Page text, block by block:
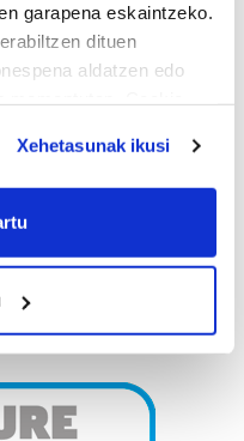
garapena eskaintzeko.
dituen
aldatzen edo
your geographical
scanning it for
details section.
Xehetasunak ikusi